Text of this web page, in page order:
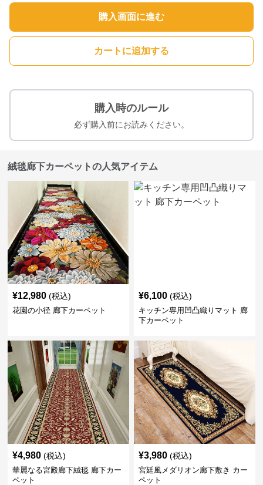
購入画面に進む
カートに追加する
購入時のルール
必ず購入前にお読みください。
絨毯廊下カーペットの人気アイテム
¥12,980 (税込)
花園の小径 廊下カーペット
¥6,100 (税込)
キッチン専用凹凸織りマット 廊
下カーペット
¥4,980 (税込)
華麗なる宮殿廊下絨毯 廊下カー
ペット
¥3,980 (税込)
宮廷風メダリオン廊下敷き カー
ペット